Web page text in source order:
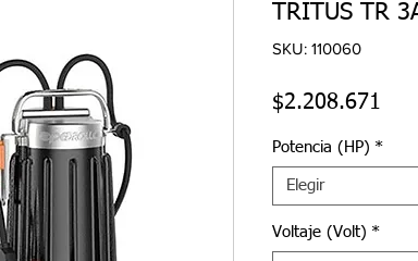
TRITUS TR
SKU: 110060
$2.208.671
Potencia (HP) *
Elegir
Voltaje (Volt) *